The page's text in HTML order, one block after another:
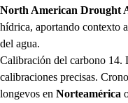
North American Drought
hídrica, aportando contexto
del agua.
Calibración del carbono 14.
calibraciones precisas.
longevos en Norteamérica